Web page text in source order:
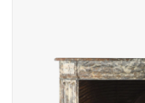
Decoratieve Outdoor